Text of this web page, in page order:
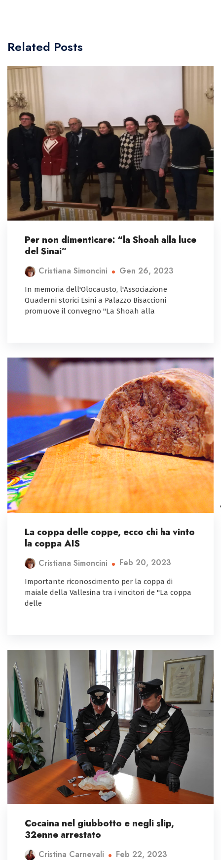
Related Posts
Per non dimenticare: “la Shoah alla luce
del Sinai”
Cristiana Simoncini Gen 26, 2023
In memoria dell'Olocausto, l'Associazione
Quaderni storici Esini a Palazzo Bisaccioni
promuove il convegno "La Shoah alla
La coppa delle coppe, ecco chi ha vinto
la coppa AIS
Cristiana Simoncini Feb 20, 2023
Importante riconoscimento per la coppa di
maiale della Vallesina tra i vincitori de "La coppa
delle
Cocaina nel giubbotto e negli slip,
32enne arrestato
Cristina Carnevali Feb 22, 2023